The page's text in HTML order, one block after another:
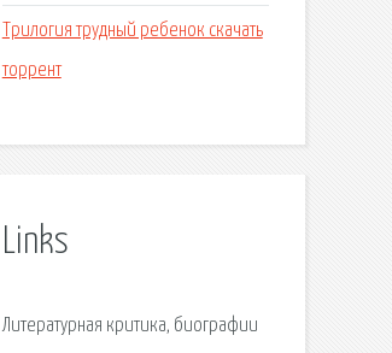
Трилогия трудный ребенок скачать
торрент
Links
Литературная критика, биографии